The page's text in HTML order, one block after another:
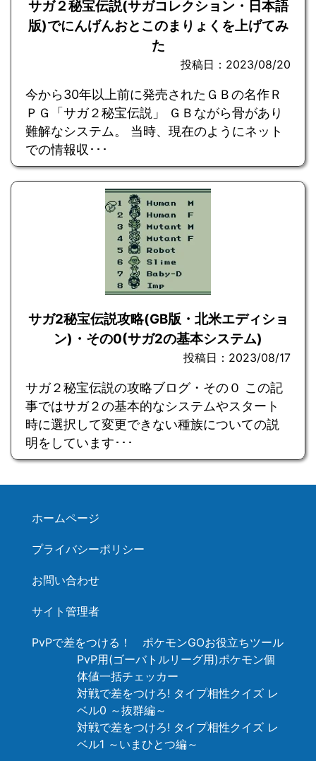
サガ２秘宝伝説(サガコレクション・日本語
版)でにんげんおとこのまりょくを上げてみ
た
投稿日：2023/08/20
今から30年以上前に発売されたＧＢの名作Ｒ
ＰＧ「サガ２秘宝伝説」 ＧＢながら骨があり
難解なシステム。 当時、現在のようにネット
での情報収･･･
サガ2秘宝伝説攻略(GB版・北米エディショ
ン)・その0(サガ2の基本システム)
投稿日：2023/08/17
サガ２秘宝伝説の攻略ブログ・その０ この記
事ではサガ２の基本的なシステムやスタート
時に選択して変更できない種族についての説
明をしています･･･
ホームページ
プライバシーポリシー
お問い合わせ
サイト管理者
PvPで差をつける！ ポケモンGOお役立ちツール
PvP用(ゴーバトルリーグ用)ポケモン個
体値一括チェッカー
対戦で差をつけろ! タイプ相性クイズ レ
ベル0 ～抜群編～
対戦で差をつけろ! タイプ相性クイズ レ
ベル1 ～いまひとつ編～